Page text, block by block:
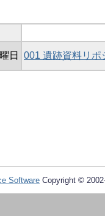
日 001 遺跡資料リポ
Software Copyright ©